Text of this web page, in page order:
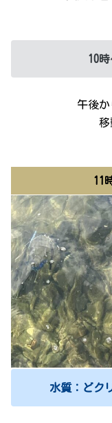
10
午後
移
11
水質：ど